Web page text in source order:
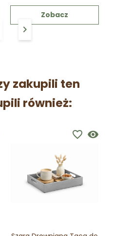
Zobacz
Następny
keyboard_arrow_right
zakupili ten
również:
visibility
favorite_border